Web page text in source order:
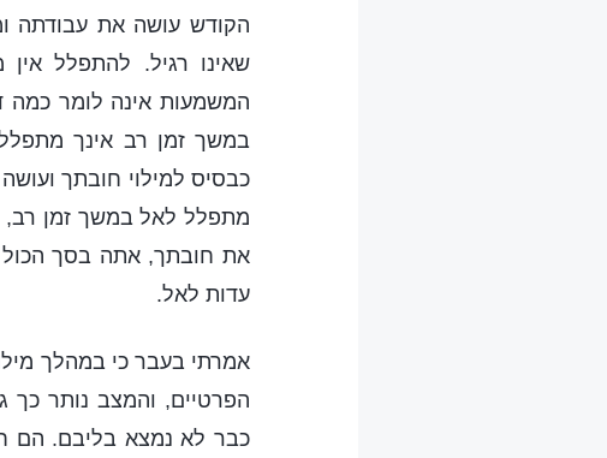
הקודש עושה את עבודתה
שאינו רגיל. להתפלל
המשמעות אינה לומר כמה
במשך זמן רב אינך
כבסיס למילוי חובתך
מתפלל לאל במשך זמן רב,
את חובתך, אתה בסך הכול
עדות לאל.
אמרתי בעבר כי במהלך
הפרטיים, והמצב נותר
כבר לא נמצא בליבם. הם